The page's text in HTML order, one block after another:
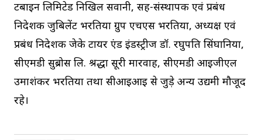
टर्बाइन लिमिटेड निखिल सवानी, सह-संस्थापक एवं प्रबंध
निदेशक जुबिलेंट भरतिया ग्रुप एचएस भरतिया, अध्यक्ष एवं
प्रबंध निदेशक जेके टायर एंड इंडस्ट्रीज डॉ. रघुपति सिंघानिया,
सीएमडी सुब्रोस लि. श्रद्धा सूरी मारवाह, सीएमडी आईजीएल
उमाशंकर भरतिया तथा सीआईआई से जुड़े अन्य उद्यमी मौजूद
रहे।